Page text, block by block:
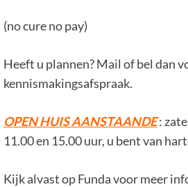
(no cure no pay)
Heeft u plannen? Mail of bel dan
kennismakingsafspraak.
OPEN HUIS AANSTAANDE:
11.00 en 15.00 uur, u bent van
Kijk alvast op Funda voor meer